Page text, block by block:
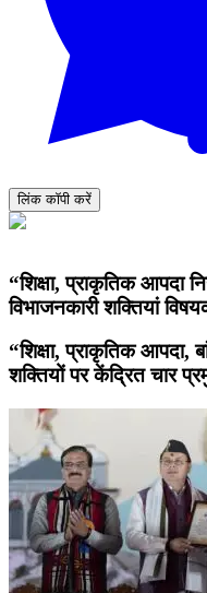
लिंक कॉपी करें
“शिक्षा, प्राकृतिक आपदा
विभाजनकारी शक्तियां
“शिक्षा, प्राकृतिक आपदा,
शक्तियों पर केंद्रित चार